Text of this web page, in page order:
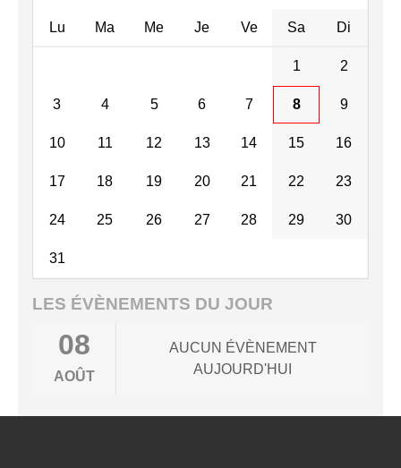
Lu Ma Me Je Ve Sa Di
1 2
3 4 5 6 7 8 9
10 11 12 13 14 15 16
17 18 19 20 21 22 23
24 25 26 27 28 29 30
31
LES ÉVÈNEMENTS DU JOUR
08
AOÛT
AUCUN ÉVÈNEMENT
AUJOURD'HUI